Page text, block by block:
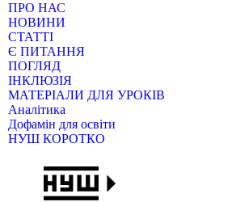
ПРО НАС
НОВИНИ
СТАТТІ
Є ПИТАННЯ
ПОГЛЯД
ІНКЛЮЗІЯ
МАТЕРІАЛИ ДЛЯ УРОКІВ
Аналітика
Дофамін для освіти
НУШ КОРОТКО